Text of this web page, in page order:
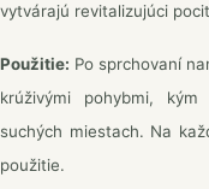
vytvárajú revitalizujúci
Použitie: Po sprchovaní
krúživými pohybmi,
suchých miestach. Na
použitie.